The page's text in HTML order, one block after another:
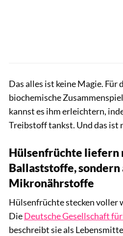
Das alles ist keine Magie. Für
biochemische
kannst es ihm erleichtern,
Treibstoff tankst. Und das ist
Hülsenfrüchte liefern
Ballaststoffe, sondern
Mikronährstoffe
Hülsenfrüchte stecken
DieDeutsche Gesellschaft für
beschreibt sie als